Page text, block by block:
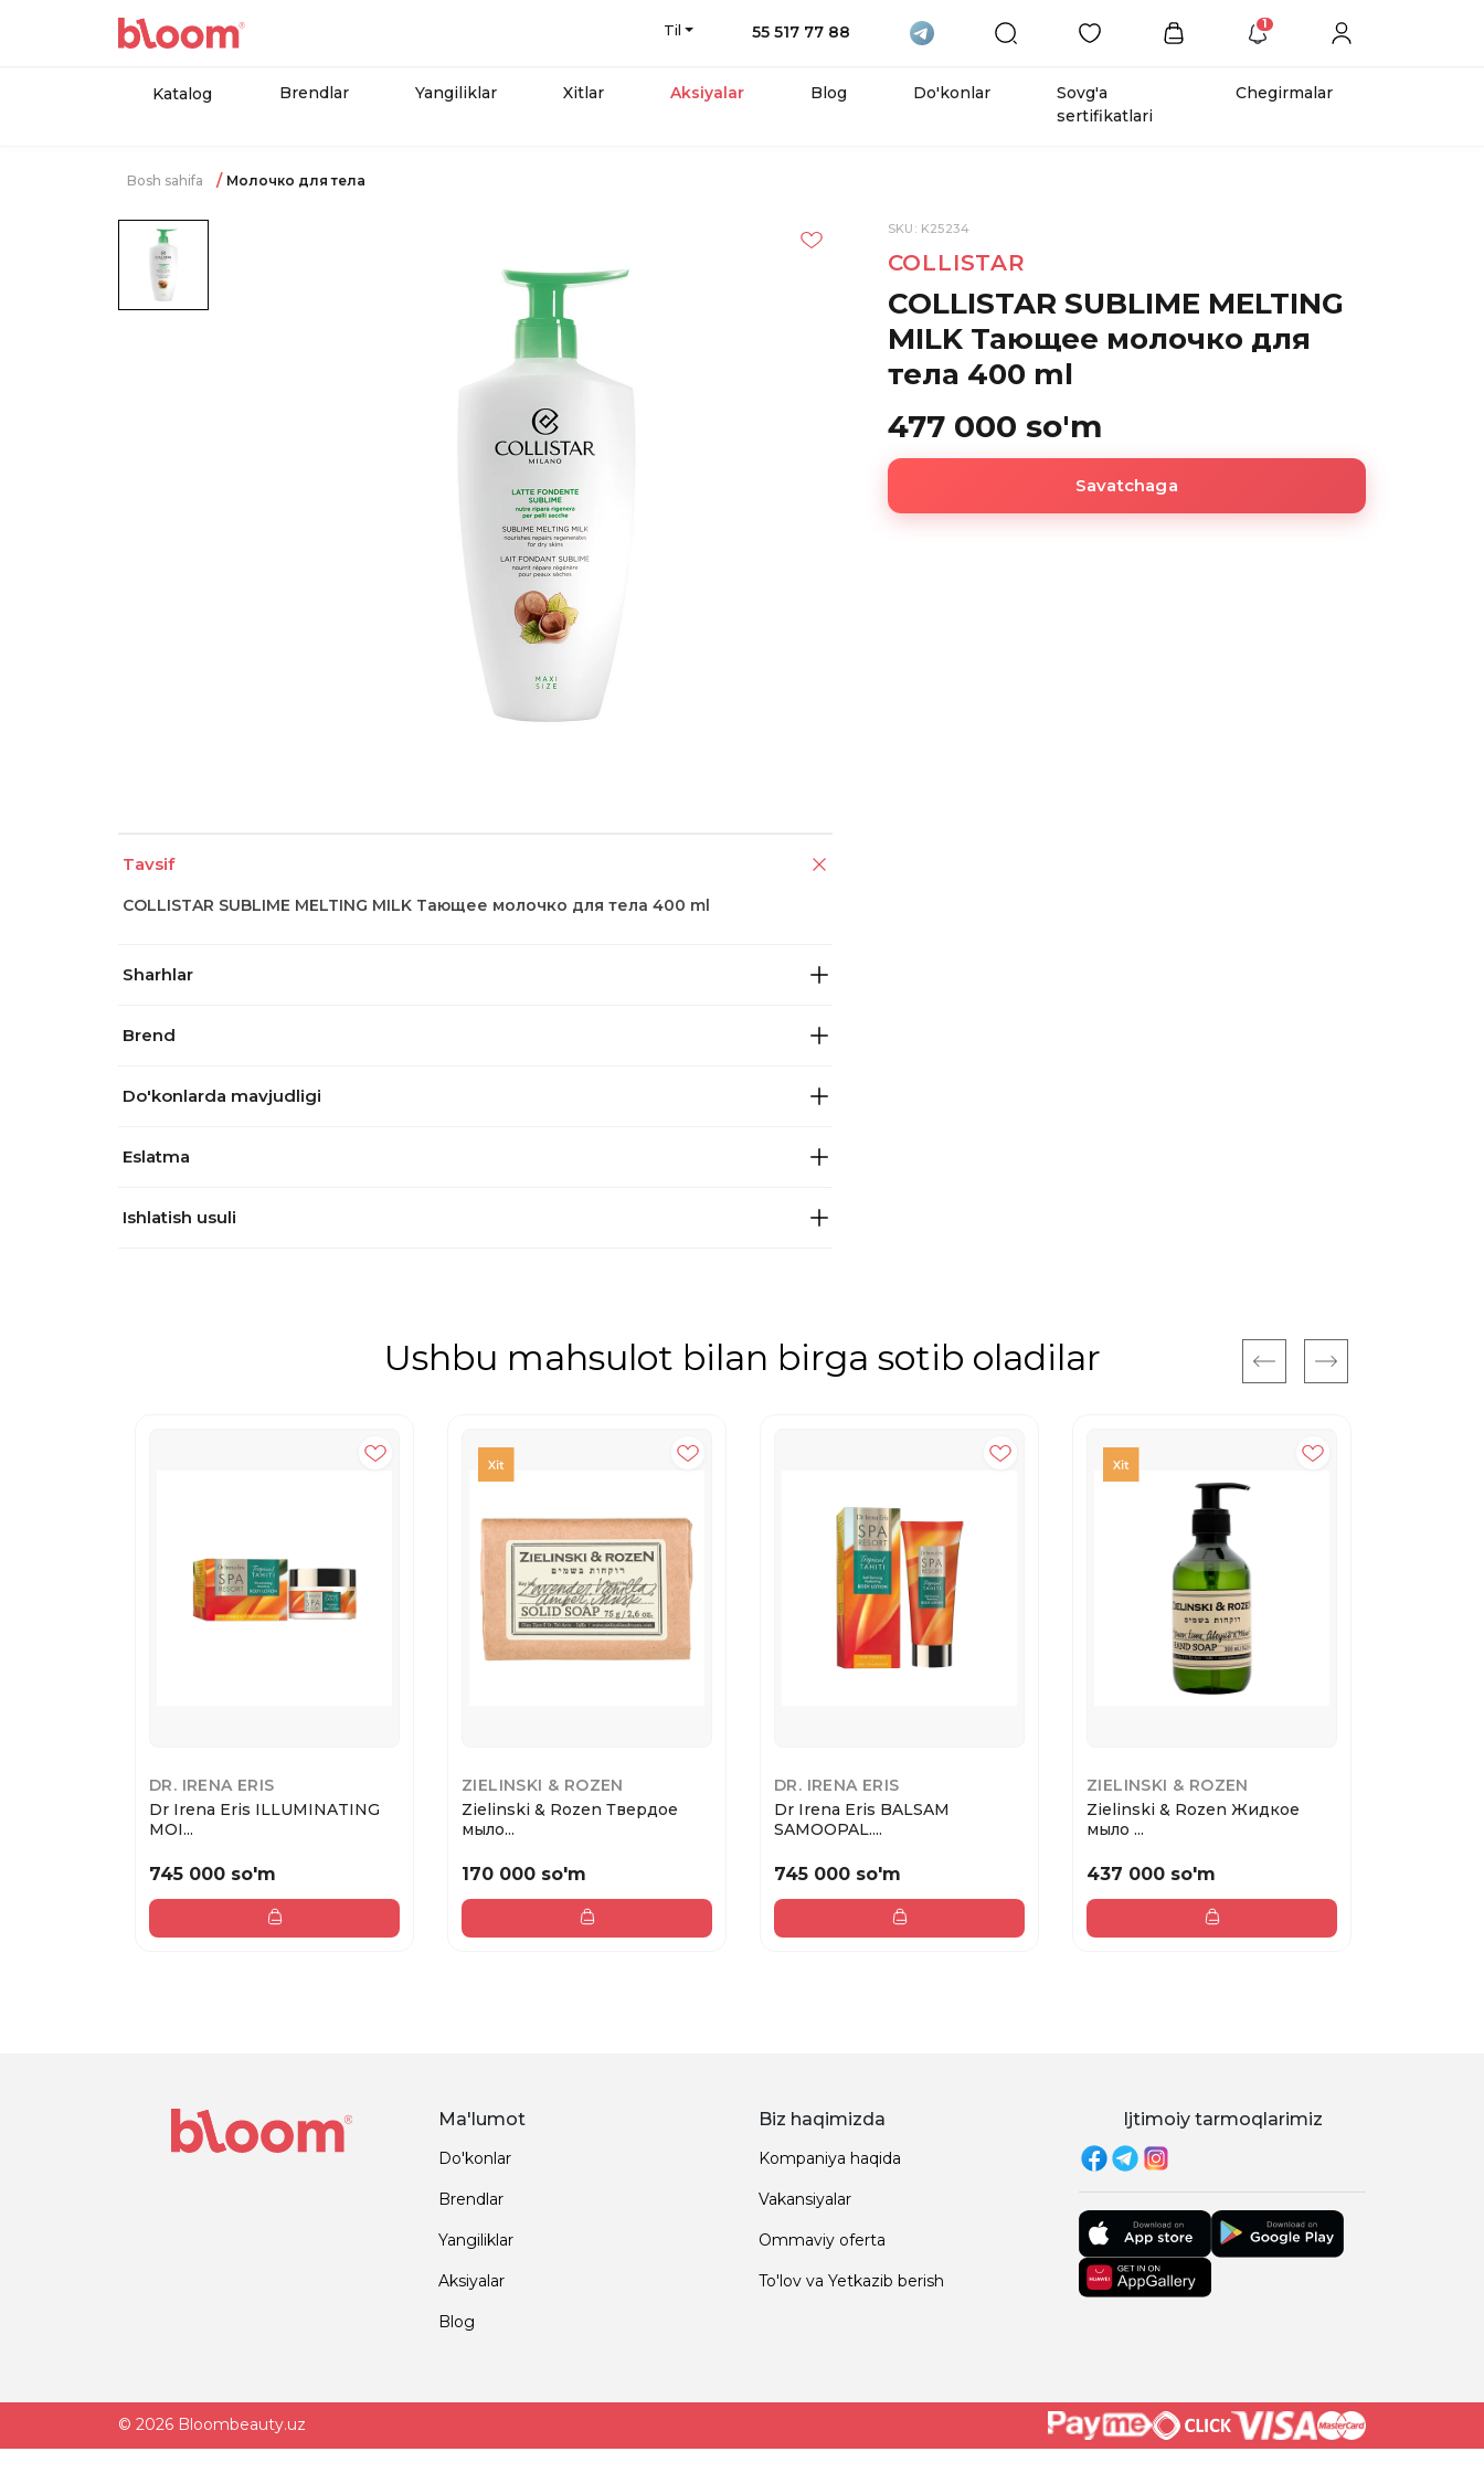
Til 55 517 77 88 1
Katalog Brendlar Yangiliklar Xitlar Aksiyalar Blog Do'konlar
Sovg'a
sertifikatlari
Chegirmalar
Bosh sahifa Молочко для тела
Tavsif
COLLISTAR SUBLIME MELTING MILK Тающее молочко для тела 400 ml
Sharhlar
Brend
Do'konlarda mavjudligi
Eslatma
Ishlatish usuli
SKU: K25234
COLLISTAR
COLLISTAR SUBLIME MELTING
MILK Тающее молочко для
тела 400 ml
477 000 so'm
Savatchaga
Ushbu mahsulot bilan birga sotib oladilar
DR. IRENA ERIS
Dr Irena Eris ILLUMINATING
MOI...
745 000 so'm
ZIELINSKI & ROZEN
Zielinski & Rozen Твердое
мыло...
170 000 so'm
DR. IRENA ERIS
Dr Irena Eris BALSAM
SAMOOPAL....
745 000 so'm
ZIELINSKI & ROZEN
Zielinski & Rozen Жидкое
мыло ...
437 000 so'm
Ma'lumot
Do'konlar
Brendlar
Yangiliklar
Aksiyalar
Blog
Biz haqimizda
Kompaniya haqida
Vakansiyalar
Ommaviy oferta
To'lov va Yetkazib berish
Ijtimoiy tarmoqlarimiz
© 2026 Bloombeauty.uz